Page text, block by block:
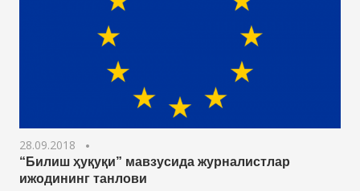
28.09.2018
“Билиш ҳуқуқи” мавзусида журналистлар
ижодининг танлови